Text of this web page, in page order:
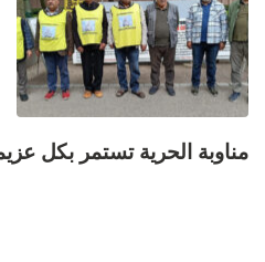
مناوبة الحرية تستمر بكل